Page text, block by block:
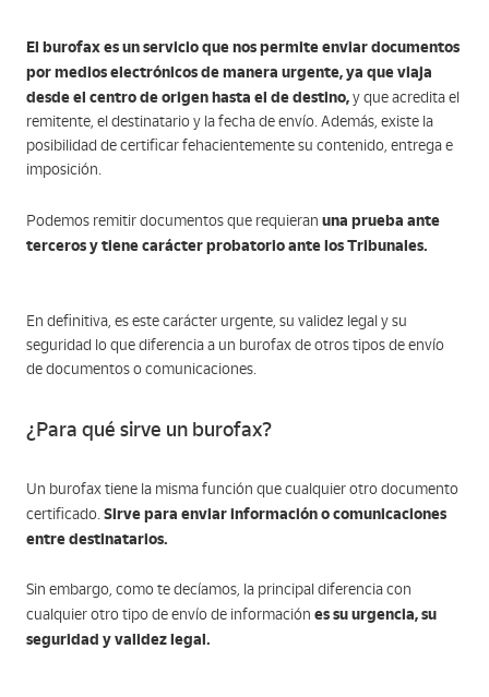
El burofax es un servicio que nos permite enviar documentos
por medios electrónicos de manera urgente, ya que viaja
desde el centro de origen hasta el de destino,y que acredita el
remitente, el destinatario y la fecha de envío. Además, existe la
posibilidad de certificar fehacientemente su contenido, entrega e
imposición.
Podemos remitir documentos que requieran una prueba ante
terceros y tiene carácter probatorio ante los Tribunales.
En definitiva, es este carácter urgente, su validez legal y su
seguridad lo que diferencia a un burofax de otros tipos de envío
de documentos o comunicaciones.
¿Para qué sirve un burofax?
Un burofax tiene la misma función que cualquier otro documento
certificado.Sirve para enviar información o comunicaciones
entre destinatarios.
Sin embargo, como te decíamos, la principal diferencia con
cualquier otro tipo de envío de información es su urgencia, su
seguridad y validez legal.